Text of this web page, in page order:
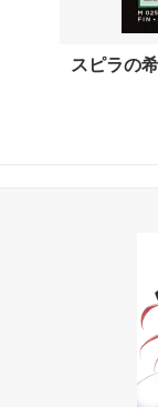
スピラの